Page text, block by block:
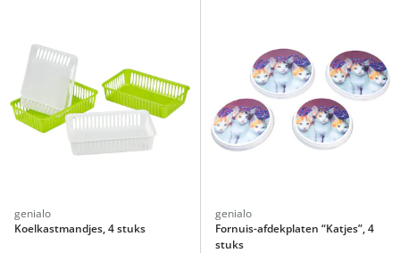
genialo
Koelkastmandjes, 4 stuks
genialo
Fornuis-afdekplaten “Katjes”, 4
stuks